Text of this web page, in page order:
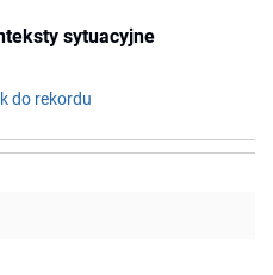
sytuacyjne
do rekordu